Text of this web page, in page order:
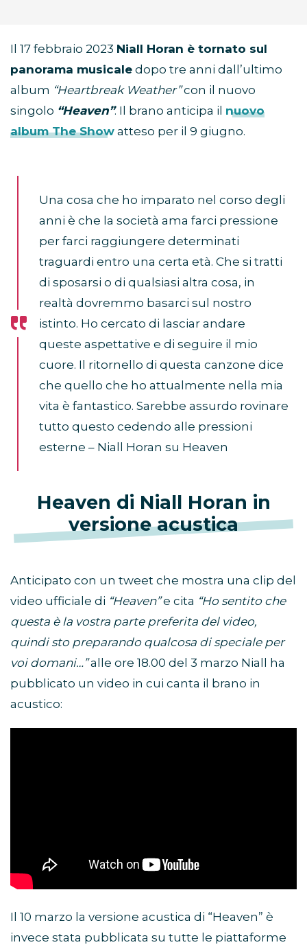
Il 17 febbraio 2023 Niall Horan è tornato sul
panorama musicale dopo tre anni dall’ultimo
album “Heartbreak Weather”con il nuovo
singolo “Heaven”. Il brano anticipa il nuovo
album The Show atteso per il 9 giugno.
Una cosa che ho imparato nel corso degli
anni è che la società ama farci pressione
per farci raggiungere determinati
traguardi entro una certa età. Che si tratti
di sposarsi o di qualsiasi altra cosa, in
realtà dovremmo basarci sul nostro
istinto. Ho cercato di lasciar andare
queste aspettative e di seguire il mio
cuore. Il ritornello di questa canzone dice
che quello che ho attualmente nella mia
vita è fantastico. Sarebbe assurdo rovinare
tutto questo cedendo alle pressioni
esterne – Niall Horan su Heaven
Heaven di Niall Horan in
versione acustica
Anticipato con un tweet che mostra una clip del
video ufficiale di “Heaven”e cita “Ho sentito che
questa è la vostra parte preferita del video,
quindi sto preparando qualcosa di speciale per
voi domani…”alle ore 18.00 del 3 marzo Niall ha
pubblicato un video in cui canta il brano in
acustico:
Il 10 marzo la versione acustica di “Heaven” è
invece stata pubblicata su tutte le piattaforme